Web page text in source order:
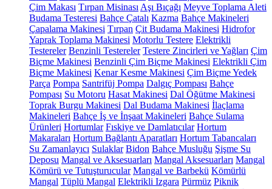
Çim Makası Tırpan Misinası Aşı Bıçağı Meyve Toplama Aleti
Budama Testeresi Bahçe Çatalı Kazma Bahçe Makineleri
Çapalama Makinesi Tırpan Çit Budama Makinesi Hidrofor
Yaprak Toplama Makinesi Motorlu Testere Elektrikli
Testereler Benzinli Testereler Testere Zincirleri ve Yağları Çim
Biçme Makinesi Benzinli Çim Biçme Makinesi Elektrikli Çim
Biçme Makinesi Kenar Kesme Makinesi Çim Biçme Yedek
Parça Pompa Santrifüj Pompa Dalgıç Pompası Bahçe
Pompası Su Motoru Hasat Makinesi Dal Öğütme Makinesi
Toprak Burgu Makinesi Dal Budama Makinesi İlaçlama
Makineleri Bahçe İş ve İnşaat Makineleri Bahçe Sulama
Ürünleri Hortumlar Fıskiye ve Damlatıcılar Hortum
Makaraları Hortum Bağlantı Aparatları Hortum Tabancaları
Su Zamanlayıcı Sulaklar Bidon Bahçe Musluğu Şişme Su
Deposu Mangal ve Aksesuarları Mangal Aksesuarları Mangal
Kömürü ve Tutuşturucular Mangal ve Barbekü Kömürlü
Mangal Tüplü Mangal Elektrikli Izgara Pürmüz Piknik